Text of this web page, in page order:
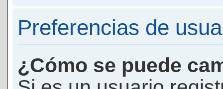
Preferencias de
¿Cómo se puede